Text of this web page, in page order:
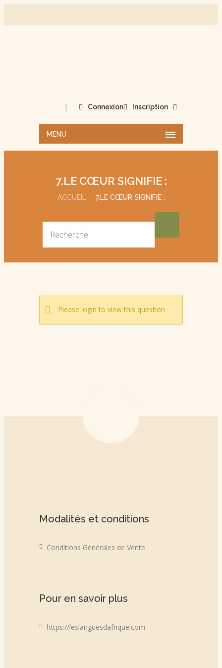
Connexion
| Inscription
MENU
7.LE CŒUR SIGNIFIE :
ACCUEIL 7.LE CŒUR SIGNIFIE :
Please login to view this question
Modalités et conditions
Conditions Générales de Vente
Pour en savoir plus
https://leslanguesdafrique.com